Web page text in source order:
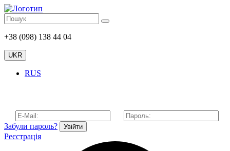
+38 (098) 138 44 04
UKR
RUS
Забули пароль? Увійти
Реєстрація